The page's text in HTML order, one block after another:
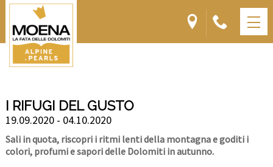
I RIFUGI DEL GUSTO
19.09.2020 - 04.10.2020
Sali in quota, riscopri i ritmi lenti della montagna e goditi i
colori, profumi e sapori delle Dolomiti in autunno.